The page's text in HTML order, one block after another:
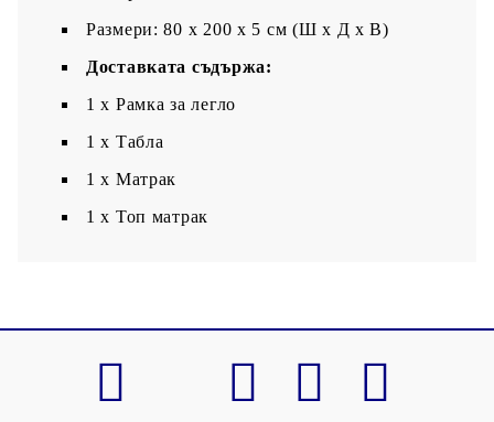
Размери: 80 x 200 x 5 см (Ш x Д x В)
Доставката съдържа:
1 x Рамка за легло
1 x Табла
1 x Матрак
1 х Топ матрак